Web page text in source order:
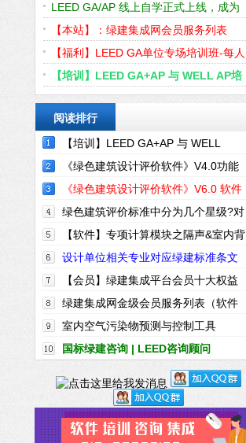
2日即将开课
LEED GA/AP 线上自学正式上线，成为
行业绿色建筑专家！
【本站】：绿建集成网会员服务列表
（LEED、WELL及软件配套资料）
【福利】LEED GA单位专场培训班-每人
仅需600元轻松取证
【培训】LEED GA+AP 与 WELL AP培
训计划2024年-01-04月时间表
阅读排行
【培训】LEED GA+AP 与 WELL
AP2024年培训计划表
《绿色建筑设计评价软件》V4.0功能
简介
《绿色建筑设计评价软件》V6.0 软件
及配套资料和服务
绿色建筑评价标准中分为几个星级?对
应的分数是?
【软件】专项计算模块之隔声&室内背
景噪声计算
设计单位相关专业对应绿建标准条文
一览表【会员】绿建集成平台会员十大权益
绿建集成网金级会员服务列表（软件
配套资料）
室内空气污染物预测与控制工具
IndoorPACT (年)
国标绿建咨询 | LEED咨询顾问